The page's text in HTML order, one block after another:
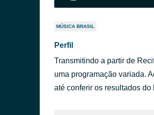
MÚSICA BRASIL
Perfil
Transmitindo a partir de
uma programação variada.
até conferir os resultados do